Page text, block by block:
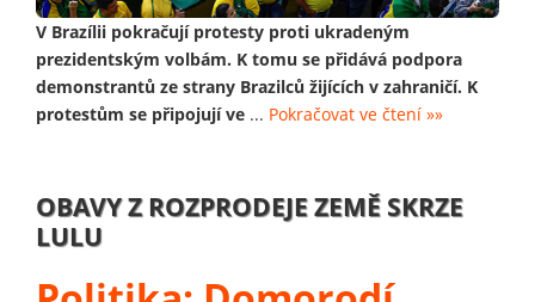
V Brazílii pokračují protesty proti ukradeným
prezidentským volbám. K tomu se přidává podpora
demonstrantů ze strany Brazilců žijících v zahraničí. K
protestům se připojují ve ... Pokračovat ve čtení »»
OBAVY Z ROZPRODEJE ZEMĚ SKRZE
LULU